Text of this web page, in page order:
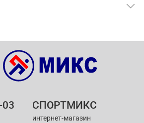
СПОРТМИКС
интернет-магазин